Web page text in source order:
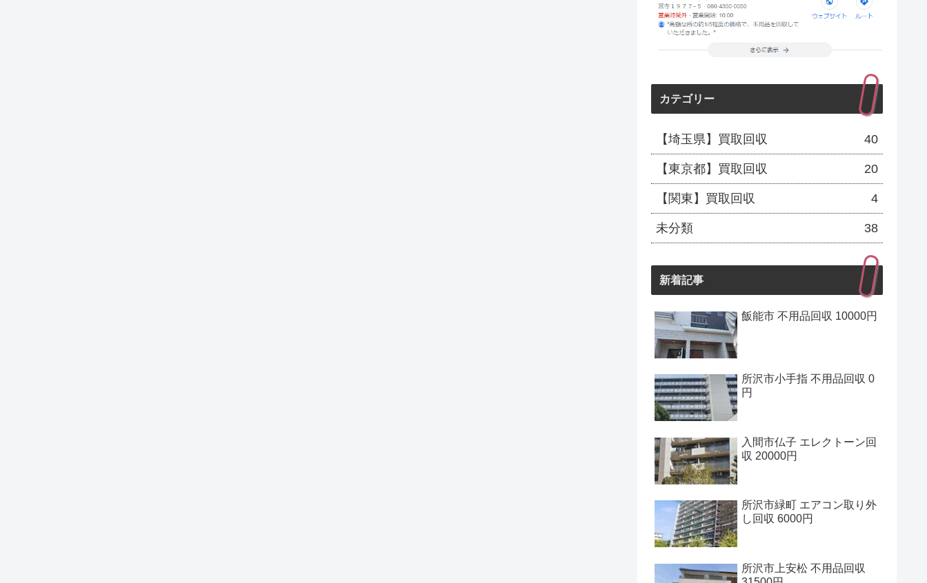
カテゴリー
【埼玉県】買取回収 40
【東京都】買取回収 20
【関東】買取回収 4
未分類 38
新着記事
飯能市 不用品回収 10000円
所沢市小手指 不用品回収 0
円
入間市仏子 エレクトーン回
収 20000円
所沢市緑町 エアコン取り外
し回収 6000円
所沢市上安松 不用品回収